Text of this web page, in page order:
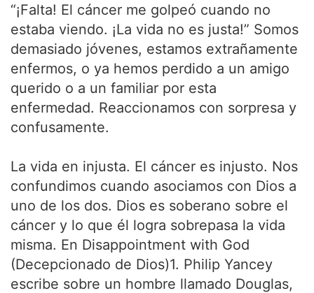
“¡Falta! El cáncer me golpeó cuando no
estaba viendo. ¡La vida no es justa!” Somos
demasiado jóvenes, estamos extrañamente
enfermos, o ya hemos perdido a un amigo
querido o a un familiar por esta
enfermedad. Reaccionamos con sorpresa y
confusamente.
La vida en injusta. El cáncer es injusto. Nos
confundimos cuando asociamos con Dios a
uno de los dos. Dios es soberano sobre el
cáncer y lo que él logra sobrepasa la vida
misma. En Disappointment with God
(Decepcionado de Dios)1. Philip Yancey
escribe sobre un hombre llamado Douglas,